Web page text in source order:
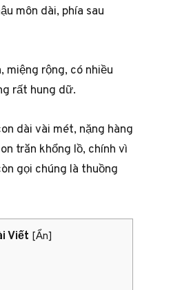
môn dài, phía sau
miệng rộng, có nhiều
rất hung dữ.
dài vài mét, nặng hàng
trăn khổng lồ, chính vì
gọi chúng là thuồng
Viết [Ẩn]